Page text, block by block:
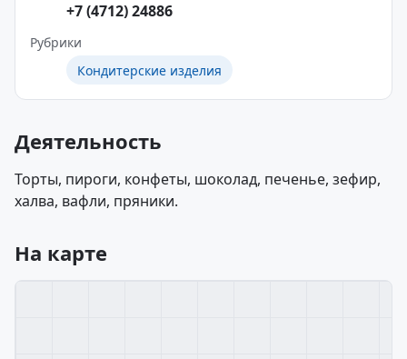
+7 (4712) 24886
Рубрики
Кондитерские изделия
Деятельность
Торты, пироги, конфеты, шоколад, печенье, зефир,
халва, вафли, пряники.
На карте